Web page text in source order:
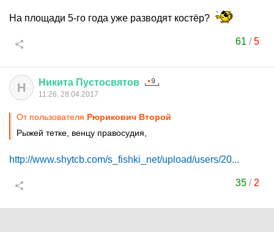
На площади 5-го года уже разводят костёр?
61 /5
Н Никита Пустосвятов
11:26, 28.04.2017
От пользователя Рюрикович Второй
Рыжей тетке, венцу правосудия,
http://www.shytcb.com/s_fishki_net/upload/users/20...
35 / 2